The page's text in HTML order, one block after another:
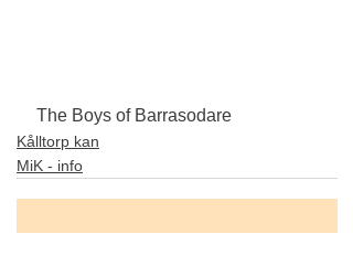
The Boys of Barrasodare
Kålltorp kan
MiK - info